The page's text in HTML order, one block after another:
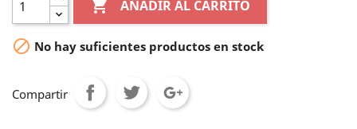
 AÑADIR AL CARRITO
 No hay suficientes productos en stock
Compartir